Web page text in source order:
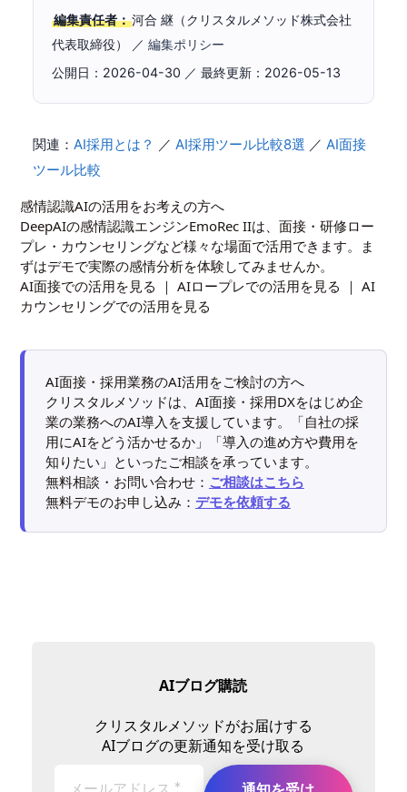
編集責任者：河合 継（クリスタルメソッド株式会社
代表取締役） ／編集ポリシー
公開日：2026-04-30 ／ 最終更新：2026-05-13
関連：AI採用とは？ ／AI採用ツール比較8選 ／AI面接
ツール比較
感情認識AIの活用をお考えの方へ
DeepAIの感情認識エンジンEmoRec IIは、面接・研修ロー
プレ・カウンセリングなど様々な場面で活用できます。ま
ずはデモで実際の感情分析を体験してみませんか。
AI面接での活用を見る
｜AIロープレでの活用を見る ｜AI
カウンセリングでの活用を見る
AI面接・採用業務のAI活用をご検討の方へ
クリスタルメソッドは、AI面接・採用DXをはじめ企
業の業務へのAI導入を支援しています。「自社の採
用にAIをどう活かせるか」「導入の進め方や費用を
知りたい」といったご相談を承っています。
無料相談・お問い合わせ： ご相談はこちら
無料デモのお申し込み： デモを依頼する
AIブログ購読
クリスタルメソッドがお届けする
AIブログの更新通知を受け取る